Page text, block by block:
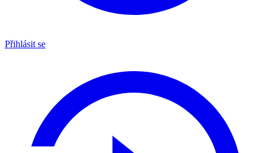
Přihlásit se